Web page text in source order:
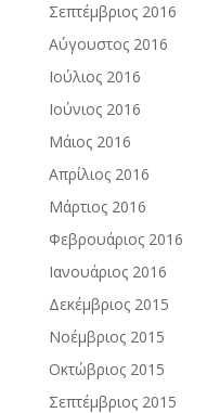
Σεπτέμβριος 2016
Αύγουστος 2016
Ιούλιος 2016
Ιούνιος 2016
Μάιος 2016
Απρίλιος 2016
Μάρτιος 2016
Φεβρουάριος 2016
Ιανουάριος 2016
Δεκέμβριος 2015
Νοέμβριος 2015
Οκτώβριος 2015
Σεπτέμβριος 2015